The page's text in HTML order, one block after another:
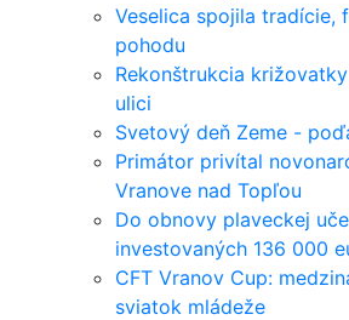
Veselica spojila tradície,
pohodu
Rekonštrukcia
ulici
Svetový deň Zeme -
Primátor privítal
Vranove nad Topľou
Do obnovy plaveckej
investovaných 136 000
CFT Vranov Cup:
sviatok mládeže